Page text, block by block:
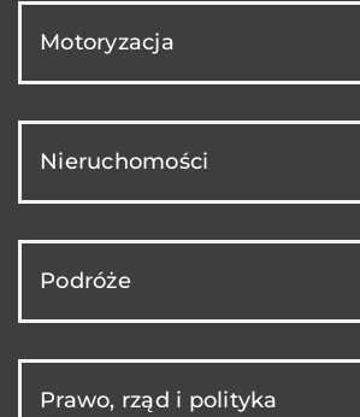
Motoryzacja
Nieruchomości
Podróże
Prawo, rząd i polityka